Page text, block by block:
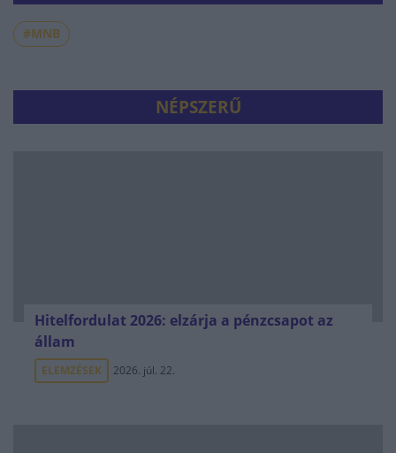
#MNB
NÉPSZERŰ
Hitelfordulat 2026: elzárja a pénzcsapot az
állam
ELEMZÉSEK 2026. júl. 22.